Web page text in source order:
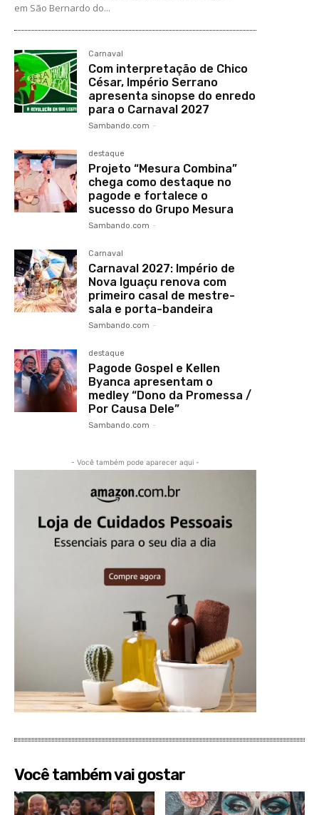
em São Bernardo do...
Carnaval
Com interpretação de Chico
César, Império Serrano
apresenta sinopse do enredo
para o Carnaval 2027
Sambando.com -
destaque
Projeto “Mesura Combina”
chega como destaque no
pagode e fortalece o
sucesso do Grupo Mesura
Sambando.com -
Carnaval
Carnaval 2027: Império de
Nova Iguaçu renova com
primeiro casal de mestre-
sala e porta-bandeira
Sambando.com -
destaque
Pagode Gospel e Kellen
Byanca apresentam o
medley “Dono da Promessa /
Por Causa Dele”
Sambando.com -
- Você também pode aparecer aqui -
Você também vai gostar